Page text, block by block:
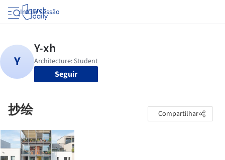
Iniciar sessão
Seguir
抄绘 Compartilhar